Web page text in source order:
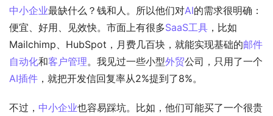
中小企业最缺什么？钱和人。所以他们对AI的需求很明确：
便宜、好用、见效快。市面上有很多SaaS工具 ，比如
Mailchimp、HubSpot，月费几百块，就能实现基础的邮件
自动化和客户管理。我见过一些小型外贸公司，只用了一个
AI插件 ，就把开发信回复率从2%提到了8%。
不过， 中小企业也容易踩坑。比如，他们可能买了一个很贵